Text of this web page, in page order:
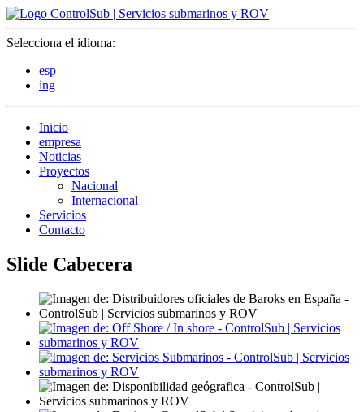
Selecciona el idioma:
esp
ing
Inicio
empresa
Noticias
Proyectos
Nacional
Internacional
Servicios
Contacto
Slide Cabecera